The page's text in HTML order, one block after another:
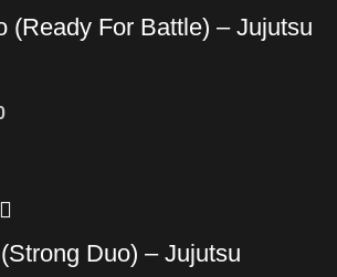
(Ready For Battle) – Jujutsu
Duo) – Jujutsu